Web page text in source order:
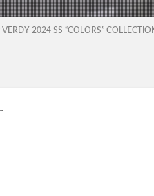
VERDY 2024 SS “COLORS”